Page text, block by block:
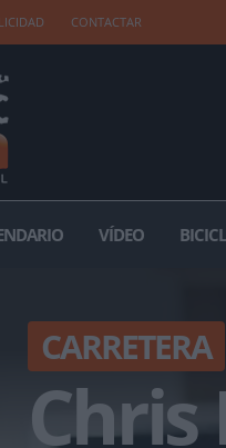
CONTACTAR
VÍDEO
CARRETERA